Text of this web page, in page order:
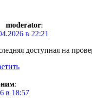
moderator:
в 22:21
доступная на
:
в 18:57